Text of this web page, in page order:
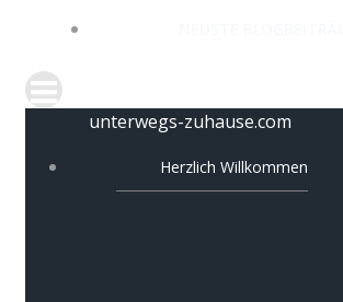
unterwegs-zuhause.com
Herzlich Willkommen